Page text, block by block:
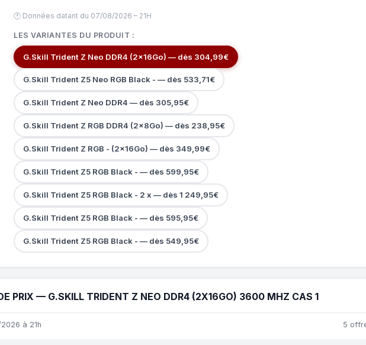
🕐 Données datant du 07/08/2026 – 21H
LES VARIANTES DU PRODUIT :
G.Skill Trident Z Neo DDR4 (2x16Go) — dès 304,99€
G.Skill Trident Z5 Neo RGB Black - — dès 533,71€
G.Skill Trident Z Neo DDR4 — dès 305,95€
G.Skill Trident Z RGB DDR4 (2x8Go) — dès 238,95€
G.Skill Trident Z RGB - (2x16Go) — dès 349,99€
G.Skill Trident Z5 RGB Black - — dès 599,95€
G.Skill Trident Z5 RGB Black - 2 x — dès 1 249,95€
G.Skill Trident Z5 RGB Black - — dès 595,95€
G.Skill Trident Z5 RGB Black - — dès 549,95€
PRIX — G.SKILL TRIDENT Z NEO DDR4 (2X16GO) 3600 MHZ CAS 1
à 21h 5